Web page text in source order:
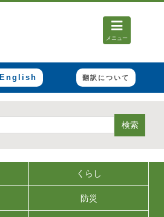
メニュー
English 翻訳について
検索
くらし
防災